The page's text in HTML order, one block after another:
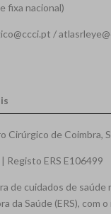
fixa nacional)
/
Cirúrgico de Coimbra,
Registo ERS E106499
de cuidados de saúde
da Saúde (ERS), com o